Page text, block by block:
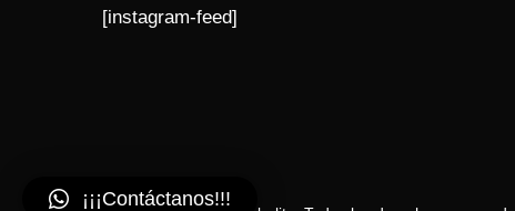
[instagram-feed]
¡¡¡Contáctanos!!!